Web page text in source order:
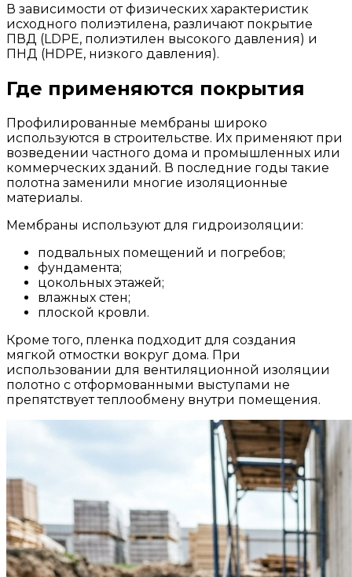
В зависимости от физических характеристик
исходного полиэтилена, различают покрытие
ПВД (LDPE, полиэтилен высокого давления) и
ПНД (HDPE, низкого давления).
Где применяются покрытия
Профилированные мембраны широко
используются в строительстве. Их применяют при
возведении частного дома и промышленных или
коммерческих зданий. В последние годы такие
полотна заменили многие изоляционные
материалы.
Мембраны используют для гидроизоляции:
подвальных помещений и погребов;
фундамента;
цокольных этажей;
влажных стен;
плоской кровли.
Кроме того, пленка подходит для создания
мягкой отмостки вокруг дома. При
использовании для вентиляционной изоляции
полотно с отформованными выступами не
препятствует теплообмену внутри помещения.